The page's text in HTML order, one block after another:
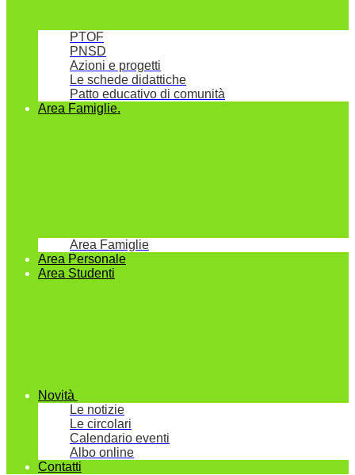
PTOF
PNSD
Azioni e progetti
Le schede didattiche
Patto educativo di comunità
Area Famiglie.
Area Famiglie
Area Personale
Area Studenti
Novità
Le notizie
Le circolari
Calendario eventi
Albo online
Contatti